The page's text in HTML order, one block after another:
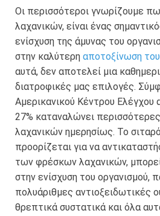
Οι περισσότεροι γνωρίζουμε
λαχανικών, είναι ένας
ενίσχυση της άμυνας του
στην καλύτερη αποτοξίνωση
αυτά, δεν αποτελεί μια
διατροφικές μας επιλογές.
Αμερικανικού Κέντρου Ελέγχου
27% καταναλώνει
λαχανικών ημερησίως. Το
προορίζεται για να
των φρέσκων λαχανικών,
στην ενίσχυση του οργανισμού,
πολυάριθμες αντιοξειδωτικές
θρεπτικά συστατικά και όλα